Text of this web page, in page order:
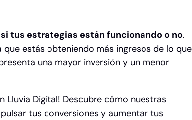
tus estrategias están funcionando o no.
que estás obteniendo más ingresos de lo que
una mayor inversión y un menor
Lluvia Digital! Descubre cómo nuestras
tus conversiones y aumentar tus